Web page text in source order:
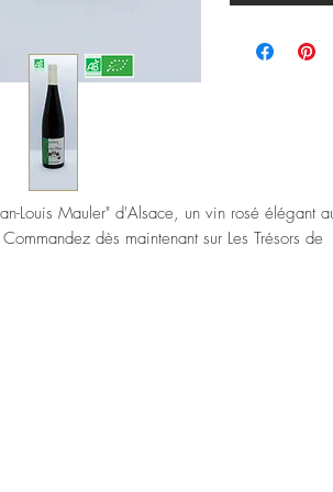
Louis Mauler" d'Alsace, un vin rosé élégant
dès maintenant sur Les Trésors de